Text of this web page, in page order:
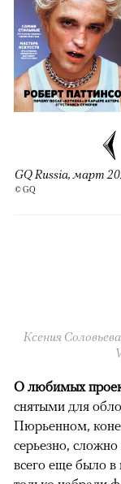
GQ Russia, март
© GQ
Ксения
О любимых
снятыми для
Пюрьенном,
серьезно,
всего еще было